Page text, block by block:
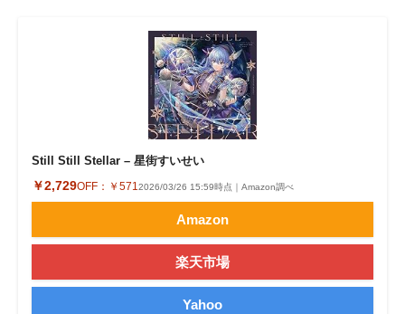
Still Still Stellar – 星街すいせい
￥2,729OFF： ￥5712026/03/26 15:59時点｜Amazon調べ
Amazon
楽天市場
Yahoo